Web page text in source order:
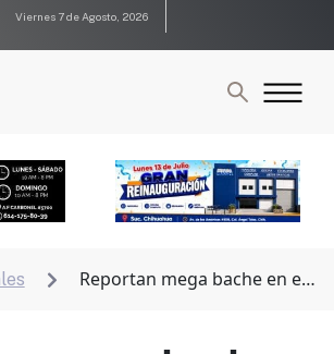
Viernes 7 de Agosto, 2026

Reportan mega bache en el